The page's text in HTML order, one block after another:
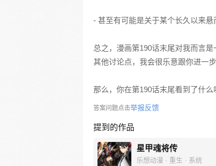
- 甚至有可能是关于某个长久以来悬
总之，漫画第190话末尾对我而言
其他讨论点，我会很乐意跟你进一步
那么，你在第190话末尾看到了什
答案问题点击举报反馈
提到的作品
星甲魂将传
乐想动漫 · 重生 · 系统